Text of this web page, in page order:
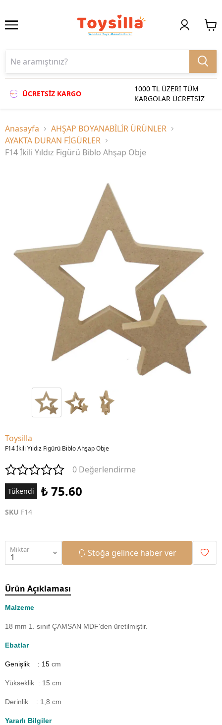
ÜCRETSİZ KARGO
1000 TL ÜZERİ TÜM
KARGOLAR ÜCRETSİZ
Anasayfa
AHŞAP BOYANABİLİR ÜRÜNLER
AYAKTA DURAN FİGÜRLER
F14 İkili Yıldız Figürü Biblo Ahşap Obje
Toysilla
F14 İkili Yıldız Figürü Biblo Ahşap Obje
0 Değerlendirme
Tükendi ₺ 75.60
SKU F14
Miktar Stoğa gelince haber ver
Ürün Açıklaması
Malzeme
18 mm 1. sınıf ÇAMSAN MDF'den üretilmiştir.
Ebatlar
Genişlik : 15 cm
Yükseklik : 15 cm
Derinlik : 1,8 cm
Yararlı Bilgiler